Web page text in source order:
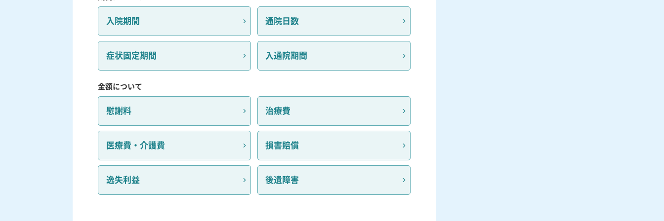
入院期間 通院日数
症状固定期間 入通院期間
金額について
慰謝料 治療費
医療費・介護費 損害賠償
逸失利益 後遺障害